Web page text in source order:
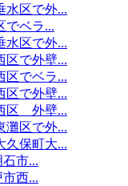
水区で外...
でベラ...
水区で外...
区で外壁...
区でベラ...
区で外壁...
区 外壁...
灘区で外...
久保町大...
市...
市西...